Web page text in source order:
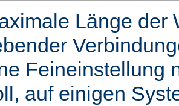
Länge der
Feineinstellung
auf einigen